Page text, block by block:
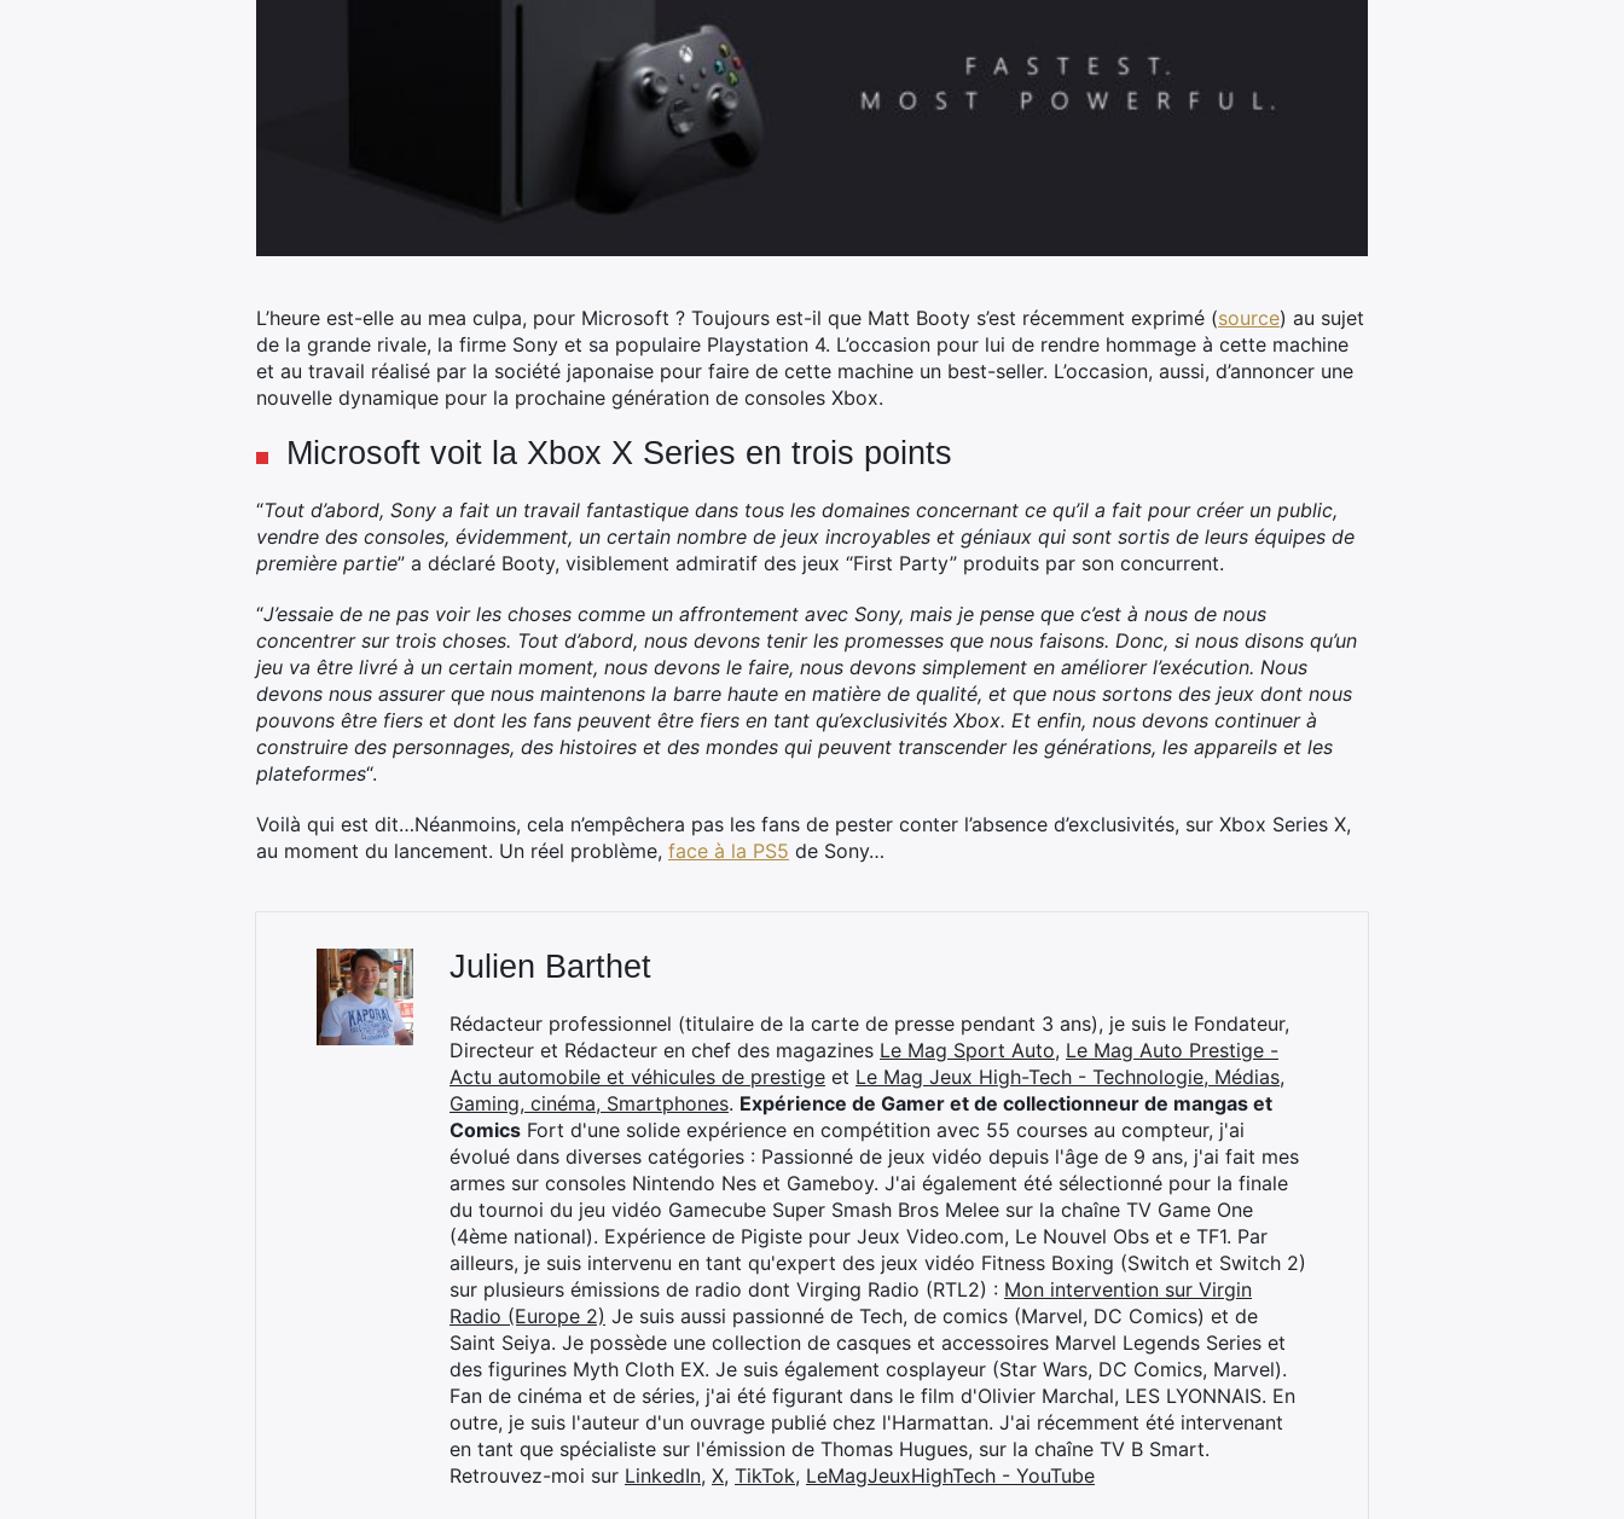
L’heure est-elle au mea culpa, pour Microsoft ? Toujours est-il que Matt Booty s’est récemment exprimé (source) au sujet
de la grande rivale, la firme Sony et sa populaire Playstation 4. L’occasion pour lui de rendre hommage à cette machine
et au travail réalisé par la société japonaise pour faire de cette machine un best-seller. L’occasion, aussi, d’annoncer une
nouvelle dynamique pour la prochaine génération de consoles Xbox.
Microsoft voit la Xbox X Series en trois points
“Tout d’abord, Sony a fait un travail fantastique dans tous les domaines concernant ce qu’il a fait pour créer un public,
vendre des consoles, évidemment, un certain nombre de jeux incroyables et géniaux qui sont sortis de leurs équipes de
première partie” a déclaré Booty, visiblement admiratif des jeux “First Party” produits par son concurrent.
“J’essaie de ne pas voir les choses comme un affrontement avec Sony, mais je pense que c’est à nous de nous
concentrer sur trois choses. Tout d’abord, nous devons tenir les promesses que nous faisons. Donc, si nous disons qu’un
jeu va être livré à un certain moment, nous devons le faire, nous devons simplement en améliorer l’exécution. Nous
devons nous assurer que nous maintenons la barre haute en matière de qualité, et que nous sortons des jeux dont nous
pouvons être fiers et dont les fans peuvent être fiers en tant qu’exclusivités Xbox. Et enfin, nous devons continuer à
construire des personnages, des histoires et des mondes qui peuvent transcender les générations, les appareils et les
plateformes“.
Voilà qui est dit…Néanmoins, cela n’empêchera pas les fans de pester conter l’absence d’exclusivités, sur Xbox Series X,
au moment du lancement. Un réel problème, face à la PS5 de Sony…
Julien Barthet
Rédacteur professionnel (titulaire de la carte de presse pendant 3 ans), je suis le Fondateur,
Directeur et Rédacteur en chef des magazines Le Mag Sport Auto, Le Mag Auto Prestige -
Actu automobile et véhicules de prestige et Le Mag Jeux High-Tech - Technologie, Médias,
Gaming, cinéma, Smartphones. Expérience de Gamer et de collectionneur de mangas et
Comics Fort d'une solide expérience en compétition avec 55 courses au compteur, j'ai
évolué dans diverses catégories : Passionné de jeux vidéo depuis l'âge de 9 ans, j'ai fait mes
armes sur consoles Nintendo Nes et Gameboy. J'ai également été sélectionné pour la finale
du tournoi du jeu vidéo Gamecube Super Smash Bros Melee sur la chaîne TV Game One
(4ème national). Expérience de Pigiste pour Jeux Video.com, Le Nouvel Obs et e TF1. Par
ailleurs, je suis intervenu en tant qu'expert des jeux vidéo Fitness Boxing (Switch et Switch 2)
sur plusieurs émissions de radio dont Virging Radio (RTL2) : Mon intervention sur Virgin
Radio (Europe 2) Je suis aussi passionné de Tech, de comics (Marvel, DC Comics) et de
Saint Seiya. Je possède une collection de casques et accessoires Marvel Legends Series et
des figurines Myth Cloth EX. Je suis également cosplayeur (Star Wars, DC Comics, Marvel).
Fan de cinéma et de séries, j'ai été figurant dans le film d'Olivier Marchal, LES LYONNAIS. En
outre, je suis l'auteur d'un ouvrage publié chez l'Harmattan. J'ai récemment été intervenant
en tant que spécialiste sur l'émission de Thomas Hugues, sur la chaîne TV B Smart.
Retrouvez-moi sur LinkedIn, X, TikTok, LeMagJeuxHighTech - YouTube